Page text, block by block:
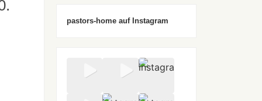
pastors-home auf Instagram